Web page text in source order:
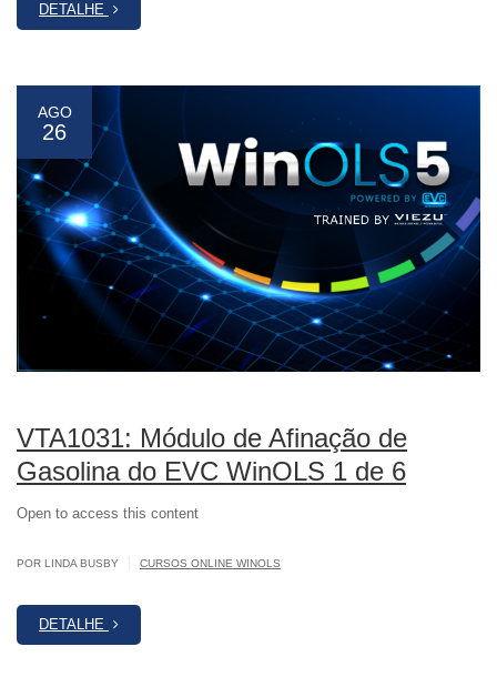
DETALHE
AGO
26
VTA1031: Módulo de Afinação de
Gasolina do EVC WinOLS 1 de 6
Open to access this content
POR LINDA BUSBY CURSOS ONLINE WINOLS
DETALHE